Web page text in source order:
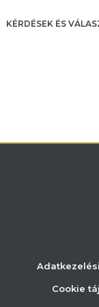
KÉRDÉSEK ÉS
Cookie